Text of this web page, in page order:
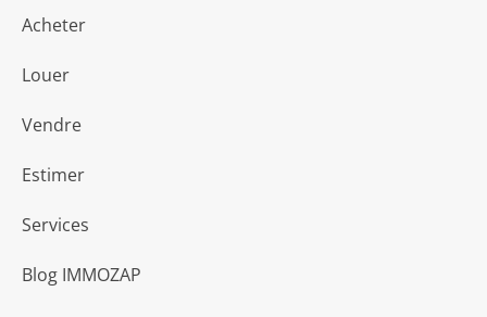
Acheter
Louer
Vendre
Estimer
Services
Blog IMMOZAP